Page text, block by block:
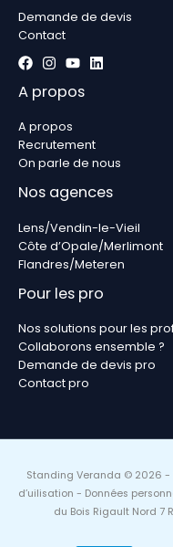
Demande de devis
Contact
A propos
A propos
Recrutement
On parle de nous
Nos agences
Lens/Vendin-le-Vieil
Côte d’Opale/Merlimont
Flandres/Meteren
Pour les pro
Nos solutions pour les
Collaborons ensemble ?
Demande de devis pro
Contact pro
Standing Veranda © 2026 -
d’uilisation - Données
du Bois Rigault Nord 7